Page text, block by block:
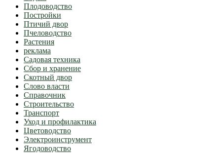
Плодоводство
Постройки
Птичий двор
Пчеловодство
Растения
реклама
Садовая техника
Сбор и хранение
Скотный двор
Слово власти
Справочник
Строительство
Транспорт
Уход и профилактика
Цветоводство
Электроинструмент
Ягодоводство